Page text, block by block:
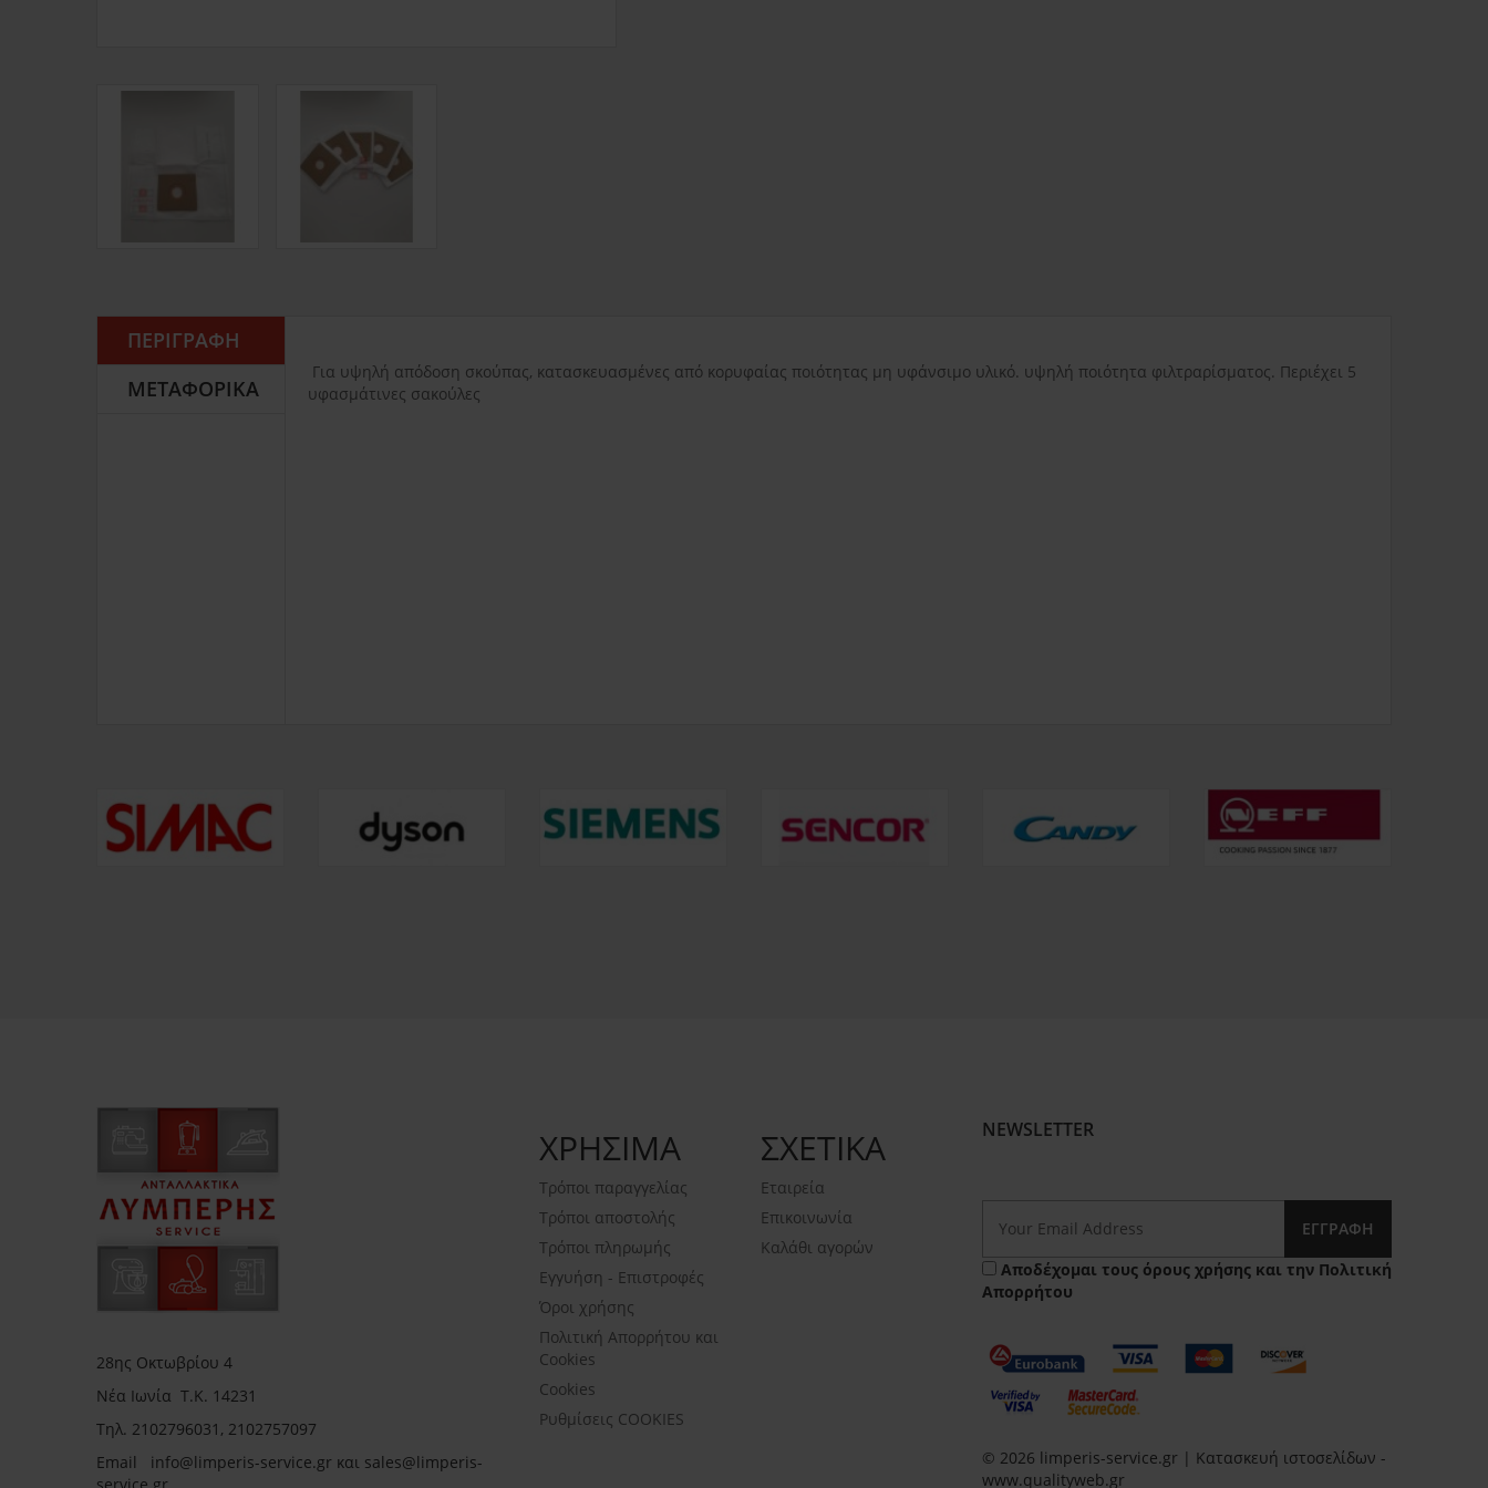
ΠΕΡΙΓΡΑΦΉ
ΜΕΤΑΦΟΡΙΚΆ
Για υψηλή απόδοση σκούπας, κατασκευασμένες από κορυφαίας ποιότητας μη υφάνσιμο υλικό. υψηλή ποιότητα φιλτραρίσματος. Περιέχει 5
υφασμάτινες σακούλες
3.50€
28ης Οκτωβρίου 4
Νέα Ιωνία Τ.Κ. 14231
Τηλ. 2102796031, 2102757097
Email info@limperis-service.gr και sales@limperis-
service.gr
ΧΡΗΣΙΜΑ
Τρόποι παραγγελίας
Τρόποι αποστολής
Τρόποι πληρωμής
Εγγυήση - Επιστροφές
Όροι χρήσης
Πολιτική Απορρήτου και
Cookies
Cookies
Ρυθμίσεις COOKIES
ΣΧΕΤΙΚΑ
Εταιρεία
Επικοινωνία
Καλάθι αγορών
NEWSLETTER
ΕΓΓΡΑΦΉ
Αποδέχομαι τους όρους χρήσης και την Πολιτική
Απορρήτου
© 2026 limperis-service.gr | Κατασκευή ιστοσελίδων -
www.qualityweb.gr